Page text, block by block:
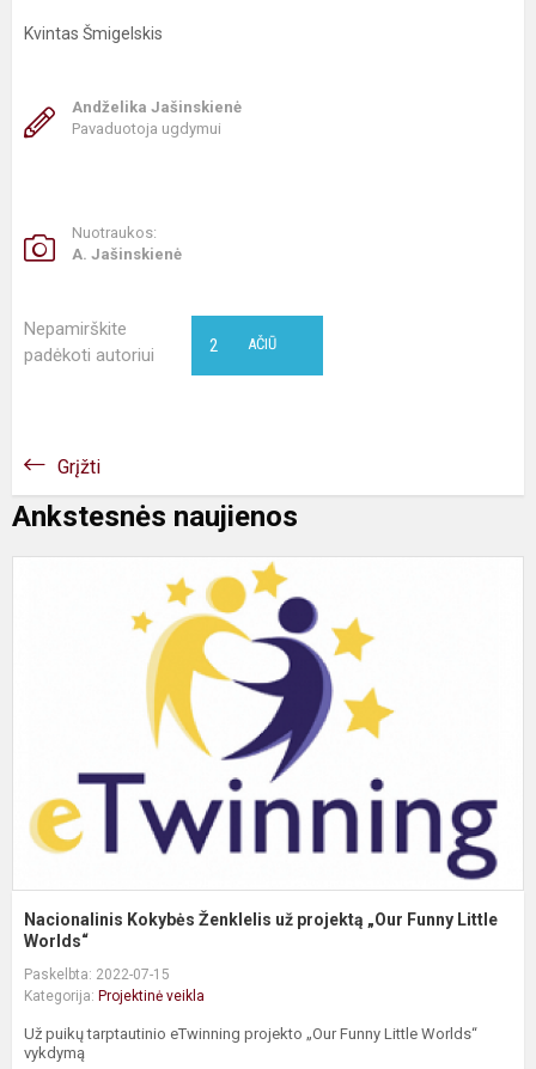
Kvintas Šmigelskis
Andželika Jašinskienė
Pavaduotoja ugdymui
Nuotraukos:
A. Jašinskienė
Nepamirškite
padėkoti autoriui
AČIŪ
2
Grįžti
Ankstesnės naujienos
Nacionalinis Kokybės Ženklelis už projektą „Our Funny Little
Worlds“
Paskelbta: 2022-07-15
Kategorija: Projektinė veikla
Už puikų tarptautinio eTwinning projekto „Our Funny Little Worlds“
vykdymą